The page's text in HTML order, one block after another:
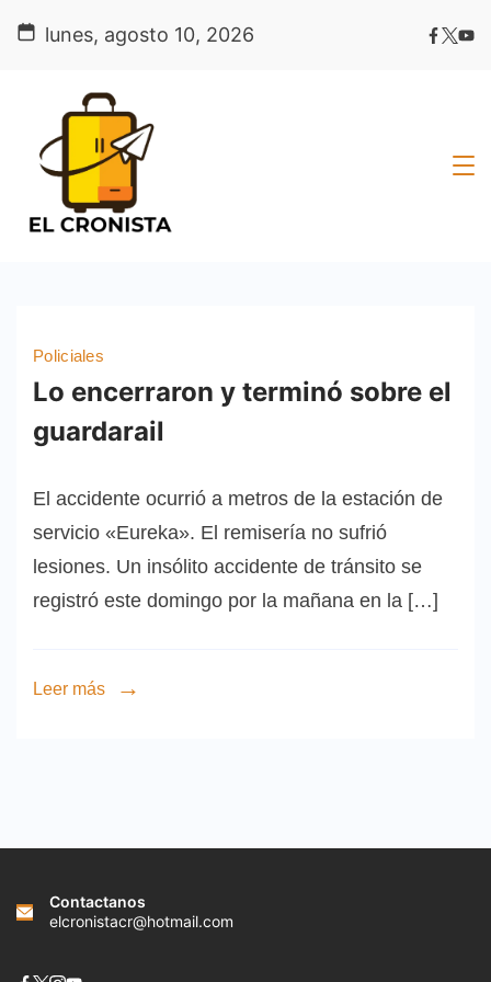
lunes, agosto 10, 2026
Policiales
Lo encerraron y terminó sobre el
guardarail
El accidente ocurrió a metros de la estación de
servicio «Eureka». El remisería no sufrió
lesiones. Un insólito accidente de tránsito se
registró este domingo por la mañana en la […]
Leer más
Contactanos
elcronistacr@hotmail.com